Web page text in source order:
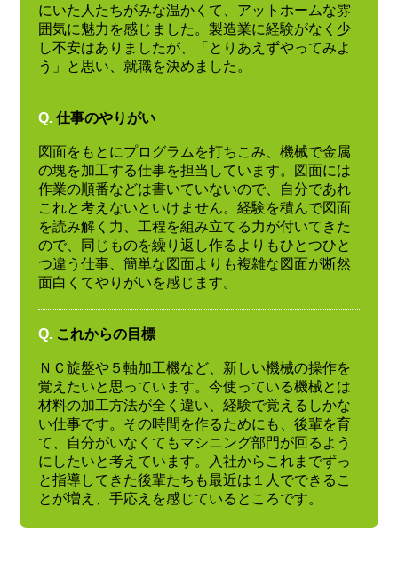
にいた人たちがみな温かくて、アットホームな雰
囲気に魅力を感じました。製造業に経験がなく少
し不安はありましたが、「とりあえずやってみよ
う」と思い、就職を決めました。
Q. 仕事のやりがい
図面をもとにプログラムを打ちこみ、機械で金属
の塊を加工する仕事を担当しています。図面には
作業の順番などは書いていないので、自分であれ
これと考えないといけません。経験を積んで図面
を読み解く力、工程を組み立てる力が付いてきた
ので、同じものを繰り返し作るよりもひとつひと
つ違う仕事、簡単な図面よりも複雑な図面が断然
面白くてやりがいを感じます。
Q. これからの目標
ＮＣ旋盤や５軸加工機など、新しい機械の操作を
覚えたいと思っています。今使っている機械とは
材料の加工方法が全く違い、経験で覚えるしかな
い仕事です。その時間を作るためにも、後輩を育
て、自分がいなくてもマシニング部門が回るよう
にしたいと考えています。入社からこれまでずっ
と指導してきた後輩たちも最近は１人でできるこ
とが増え、手応えを感じているところです。